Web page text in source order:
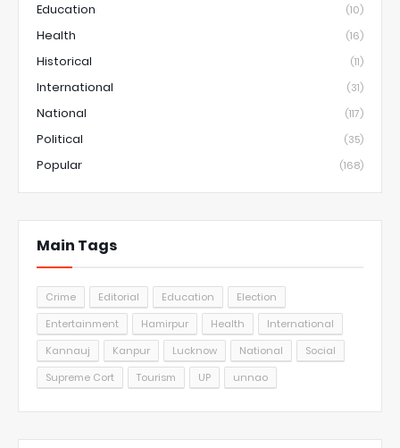
Education (10)
Health (16)
Historical (11)
International (31)
National (117)
Political (35)
Popular (168)
Main Tags
Crime Editorial Education
Election
Entertainment
Hamirpur Health
International
Kannauj
Kanpur Lucknow National
Social
Supreme Cort
Tourism UP unnao